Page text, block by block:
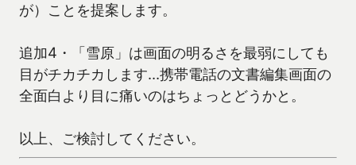
が）ことを提案します。
追加4・「雪原」は画面の明るさを最弱にしても
目がチカチカします…携帯電話の文書編集画面の
全面白より目に痛いのはちょっとどうかと。
以上、ご検討してください。